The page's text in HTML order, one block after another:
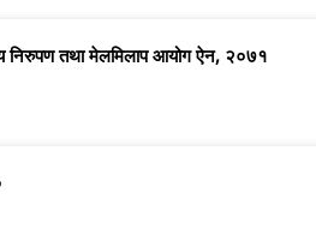
निरुपण तथा मेलमिलाप आयोग ऐन, २०७१